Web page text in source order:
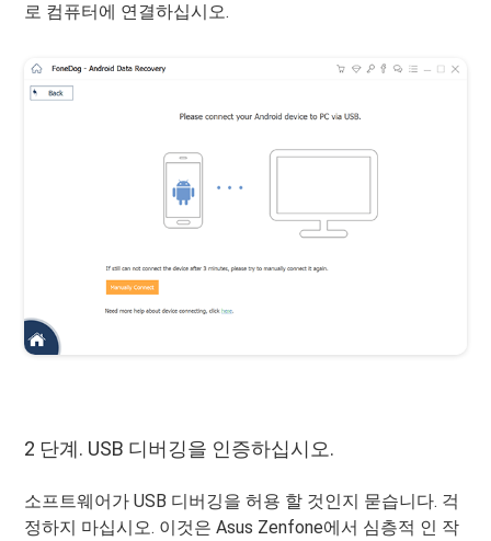
로 컴퓨터에 연결하십시오.
2 단계. USB 디버깅을 인증하십시오.
소프트웨어가 USB 디버깅을 허용 할 것인지 묻습니다. 걱
정하지 마십시오. 이것은 Asus Zenfone에서 심층적 인 작